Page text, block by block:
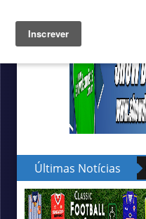
Últimas Notícias
turca no Campeonato